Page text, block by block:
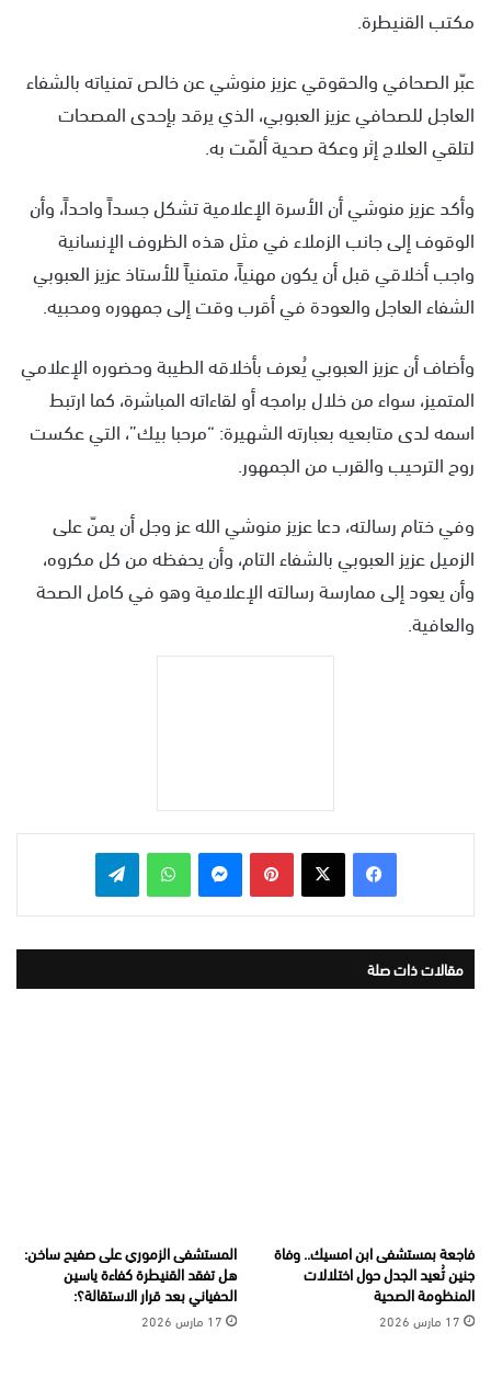
مكتب القنيطرة.
عبّر الصحافي والحقوقي عزيز منوشي عن خالص تمنياته بالشفاء
العاجل للصحافي عزيز العبوبي، الذي يرقد بإحدى المصحات
لتلقي العلاج إثر وعكة صحية ألمّت به.
وأكد عزيز منوشي أن الأسرة الإعلامية تشكل جسداً واحداً، وأن
الوقوف إلى جانب الزملاء في مثل هذه الظروف الإنسانية
واجب أخلاقي قبل أن يكون مهنياً، متمنياً للأستاذ عزيز العبوبي
الشفاء العاجل والعودة في أقرب وقت إلى جمهوره ومحبيه.
وأضاف أن عزيز العبوبي يُعرف بأخلاقه الطيبة وحضوره الإعلامي
المتميز، سواء من خلال برامجه أو لقاءاته المباشرة، كما ارتبط
اسمه لدى متابعيه بعبارته الشهيرة: “مرحبا بيك”، التي عكست
روح الترحيب والقرب من الجمهور.
وفي ختام رسالته، دعا عزيز منوشي الله عز وجل أن يمنّ على
الزميل عزيز العبوبي بالشفاء التام، وأن يحفظه من كل مكروه،
وأن يعود إلى ممارسة رسالته الإعلامية وهو في كامل الصحة
والعافية.
بينتيريست واتساب
مقالات ذات صلة
فاجعة بمستشفى ابن امسيك.. وفاة
جنين تُعيد الجدل حول اختلالات
المنظومة الصحية
17 مارس 2026
المستشفى الزموري على صفيح ساخن:
هل تفقد القنيطرة كفاءة ياسين
الحفياني بعد قرار الاستقالة؟:
17 مارس 2026